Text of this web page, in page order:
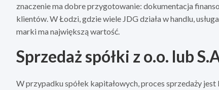
znaczenie ma dobre przygotowanie: dokumentacja
klientów. W Łodzi, gdzie wiele JDG działa w handlu,
marki ma największą wartość.
Sprzedaż spółki z o.o. lub
W przypadku spółek kapitałowych, proces sprzedaży